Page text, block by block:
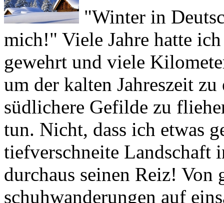
mich!" Viele Jahre hatte
gewehrt und viele
um der kalten Jahreszeit
südlichere Gefilde zu
tun. Nicht, dass ich etwas
tiefverschneite Landschaft
durchaus seinen Reiz!
schuh­wanderungen auf
Aber mal ehrlich: gibt es